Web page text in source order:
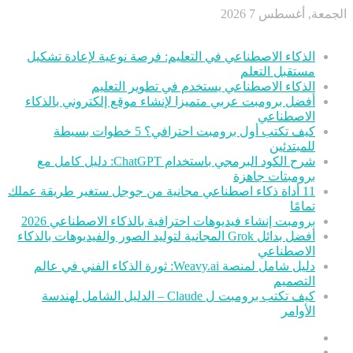
الجمعة, أغسطس 7 2026
الذكاء الاصطناعي في التعليم: فرصة نوعية لإعادة تشكيل
مستقبل التعلم
الذكاء الاصطناعي يستخدم في تطوير التعليم
أفضل برومبت عربي متميزا لإنشاء موقع إلكتروني بالذكاء
الاصطناعي
كيف تكتب أول برومبت احترافي؟ 5 خطوات بسيطة
للمبتدئين
شرح الكود البرمجي باستخدام ChatGPT: دليل كامل مع
برومبتات جاهزة
11 أداة ذكاء اصطناعي مجانية من جوجل ستغير طريقة عملك
تمامًا
برومبت إنشاء فيديوهات احترافية بالذكاء الاصطناعي 2026
أفضل بدائل Grok المجانية لتوليد الصور والفيديوهات بالذكاء
الاصطناعي
دليل شامل لمنصة Weavy.ai: ثورة الذكاء الفني في عالم
التصميم
كيف تكتب برومبت ل Claude – الدليل الشامل لهندسة
الأوامر